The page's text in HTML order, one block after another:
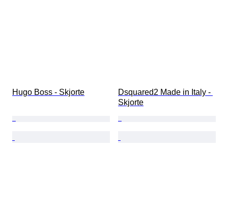
Hugo Boss - Skjorte
Dsquared2 Made in Italy -
Skjorte